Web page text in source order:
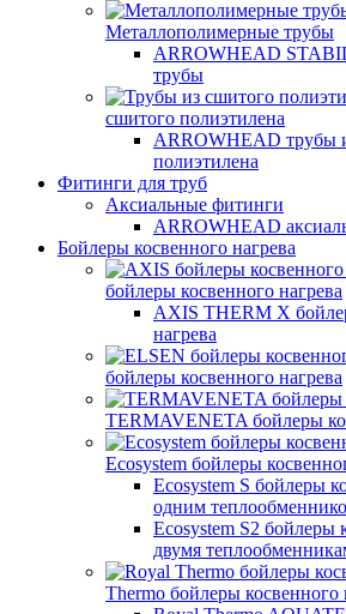
Металлополимерные трубы
ARROWHEAD
трубы
сшитого полиэтилена
ARROWHEAD трубы
полиэтилена
Фитинги для труб
Аксиальные фитинги
ARROWHEAD
Бойлеры косвенного нагрева
бойлеры косвенного нагрева
AXIS THERM X
нагрева
бойлеры косвенного нагрева
TERMAVENETA бойлеры
Ecosystem бойлеры
Ecosystem S бойлеры
одним
Ecosystem S2 бойлеры
двумя
Thermo бойлеры косвенного